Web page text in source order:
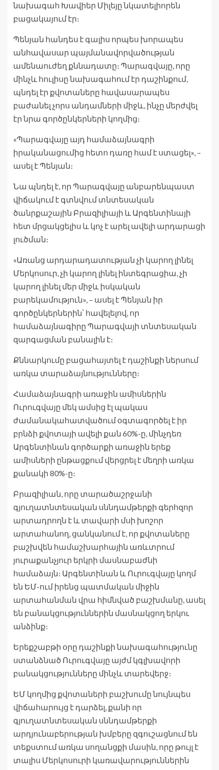
նախագահ Խավիեր Միլեյը նկատելիորեն
բացակայում էր։
Պենյան հանդես է գալիս որպես խորապես
անհավասար պայմանավորվածության
ամենաուժեղ քննադատը։ Պարագվայը, որը
մինչև հուլիսը նախագահում էր դաշինքում,
պնդել էր քվոտաները հավասարապես
բաժանել չորս անդամների միջև, ինչը մերժվել
էր նրա գործընկերների կողմից։
«Պարագվայը այդ համաձայնագրի
իրականացումից հետո դառը համ է ստացել», –
ասել է Պենյան։
Նա պնդել է, որ Պարագվայը անբարենպաստ
վիճակում է գտնվում տնտեսական
ծանրքաշային Բրազիլիայի և Արգենտինայի
հետ մրցակցելիս և կոչ է արել ավելի արդարացի
լուծման։
«Առանց արդարադատության չի կարող լինել
Մերկոսուր, չի կարող լինել ինտեգրացիա, չի
կարող լինել մեր միջև իսկական
բարեկամություն», – ասել է Պենյան իր
գործընկերներին՝ հավելելով, որ
համաձայնագիրը Պարագվայի տնտեսական
զարգացման բանալին է։
Քննարկումը բացահայտել է դաշինքի ներսում
առկա տարաձայնությունները։
Համաձայնագրի առաջին ամիսներին
Ուրուգվայը մեկ ամսից էլ պակաս
ժամանակահատվածում օգտագործել է իր
բրնձի քվոտայի ավելի քան 60%-ը, մինչդեռ
Արգենտինան գործարքի առաջին երեք
ամիսների ընթացքում վերցրել է մեղրի առկա
քանակի 80%-ը։
Բրազիլիան, որը տարածաշրջանի
գյուղատնտեսական սննդամթերքի գերհզոր
արտադրողն է և տավարի մսի խոշոր
արտահանող, ցանկանում է, որ քվոտաները
բաշխվեն համաշխարհային առևտրում
յուրաքանչյուր երկրի մասնաբաժնի
համաձայն։ Արգենտինան և Ուրուգվայը կողմ
են ԵՄ-ում իրենց պատմական միջին
արտահանման վրա հիմնված բաշխմանը, ասել
են բանակցություններին մասնակցող երկու
անձինք։
Երեքշաբթի օրը դաշինքի նախագահությունը
ստանձնած Ուրուգվայը այժմ կգլխավորի
բանակցությունները մինչև տարեվերջ։
ԵՄ կողմից քվոտաների բաշխումը նույնպես
վիճահարույց է դարձել, քանի որ
գյուղատնտեսական սննդամթերքի
արդյունաբերության խմբերը զգուշացնում են
տեքստում առկա սողանցքի մասին, որը թույլ է
տալիս Մերկոսուրի կառավարություններին